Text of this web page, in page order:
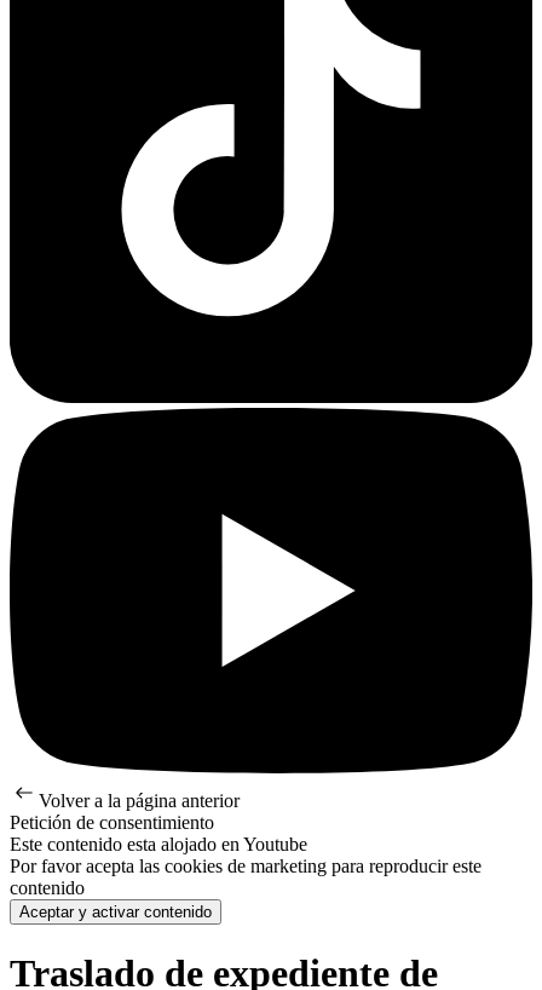
Volver a la página anterior
Petición de consentimiento
Este contenido esta alojado en Youtube
Por favor acepta las cookies de marketing para reproducir este
contenido
Aceptar y activar contenido
Traslado de expediente de